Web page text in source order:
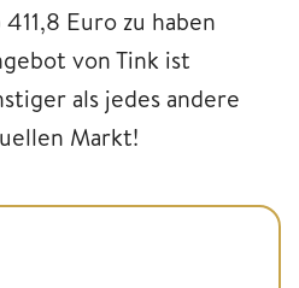
Euro zu haben
von Tink ist
als jedes andere
Markt!